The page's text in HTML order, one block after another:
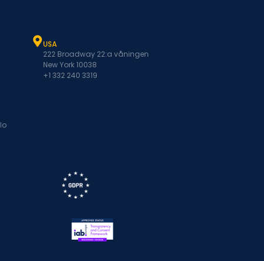
USA
222 Broadway 22:a våningen
New York 10038
+1 332 240 3319